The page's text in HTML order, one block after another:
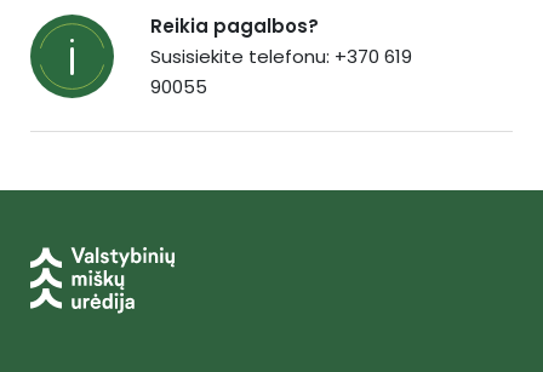
Reikia pagalbos?
Susisiekite telefonu: +370 619
90055